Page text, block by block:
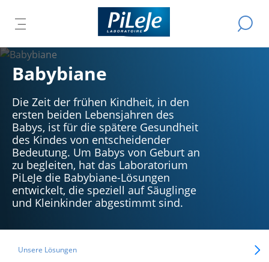
DAS
HAUPTMENÜ
ÖFFNEN
Alle
Produkte
PiLeJe
Eine
Suche
Babybiane
Die Zeit der frühen Kindheit, in den
ersten beiden Lebensjahren des
Babys, ist für die spätere Gesundheit
des Kindes von entscheidender
Bedeutung. Um Babys von Geburt an
zu begleiten, hat das Laboratorium
PiLeJe die Babybiane-Lösungen
entwickelt, die speziell auf Säuglinge
und Kleinkinder abgestimmt sind.
Unsere Lösungen